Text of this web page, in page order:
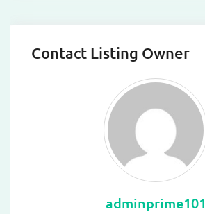
Contact Listing Owner
adminprime101